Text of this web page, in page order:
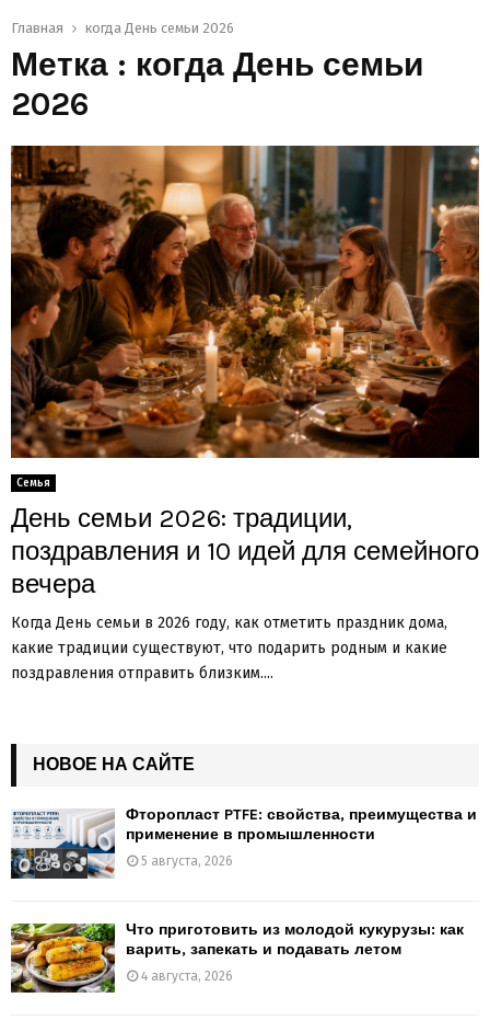
Главная когда День семьи 2026
Метка : когда День семьи
2026
Семья
День семьи 2026: традиции,
поздравления и 10 идей для семейного
вечера
Когда День семьи в 2026 году, как отметить праздник дома,
какие традиции существуют, что подарить родным и какие
поздравления отправить близким....
НОВОЕ НА САЙТЕ
Фторопласт PTFE: свойства, преимущества и
применение в промышленности
5 августа, 2026
Что приготовить из молодой кукурузы: как
варить, запекать и подавать летом
4 августа, 2026